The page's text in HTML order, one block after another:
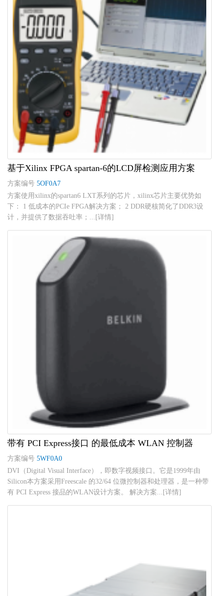
基于Xilinx FPGA spartan-6的LCD屏检测应用方案
方案编号 5OF0A7
方案使用xilinx的spartan6 LXT系列的芯片，xilinx芯片主要优势如
下： 1 低成本的PCIe FPGA解决方案； 2 DDR硬核简化了DDR3设
计，并提供了数据吞吐率；...[详情]
带有 PCI Express接口 的最低成本 WLAN 控制器
方案编号 5WF0A0
DVI（Digital Visual Interface），即数字视频接口。它是1999年由
Silicon本方案采用Freescale 的32/64 位微控制器和处理器，是一种带
有 PCI Express 接品的WLAN设计方案。 解决方案...[详情]